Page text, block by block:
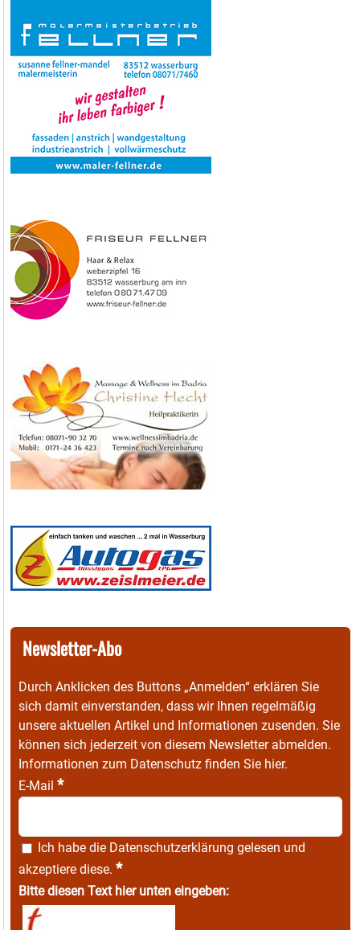
Newsletter-Abo
Durch Anklicken des Buttons „Anmelden“ erklären Sie
sich damit einverstanden, dass wir Ihnen regelmäßig
unsere aktuellen Artikel und Informationen zusenden. Sie
können sich jederzeit von diesem Newsletter abmelden.
Informationen zum Datenschutz finden Sie hier.
E-Mail *
Ich habe die Datenschutzerklärung gelesen und
akzeptiere diese. *
Bitte diesen Text hier unten eingeben: